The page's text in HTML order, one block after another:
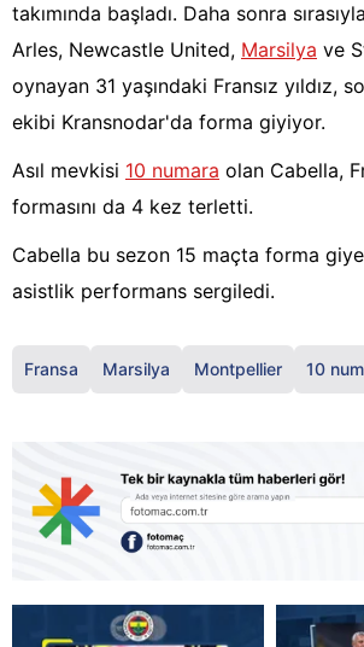
takımında başladı. Daha sonra sırasıyla
Arles, Newcastle United, Marsilya ve
oynayan 31 yaşındaki Fransız yıldız,
ekibi Kransnodar'da forma giyiyor.
Asıl mevkisi 10 numara olan Cabella,
formasını da 4 kez terletti.
Cabella bu sezon 15 maçta forma
asistlik performans sergiledi.
Fransa Marsilya Montpellier 10